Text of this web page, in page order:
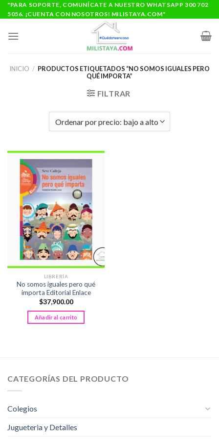
Saltar
al
"PARA SOPORTE, COMUNÍCATE A NUESTRO WHATSAPP 300 702
5056. ¡CUENTA CON NOSOTROS! MILISTAYA.COM"
INICIO / PRODUCTOS ETIQUETADOS “NO SOMOS IGUALES PERO
QUÉ IMPORTA”
FILTRAR
LIBRERÍA
No somos iguales pero qué
importa Editorial Enlace
$37,900.00
Añadir al carrito
CATEGORÍAS DEL PRODUCTO
Colegios
Jugueteria y Detalles